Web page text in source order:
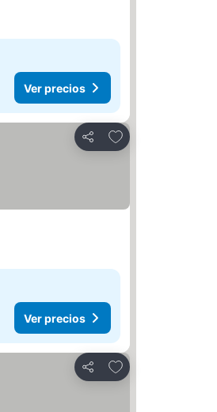
Ver precios
Compartir
Agregar a favoritos
Ver precios
Compartir
Agregar a favoritos